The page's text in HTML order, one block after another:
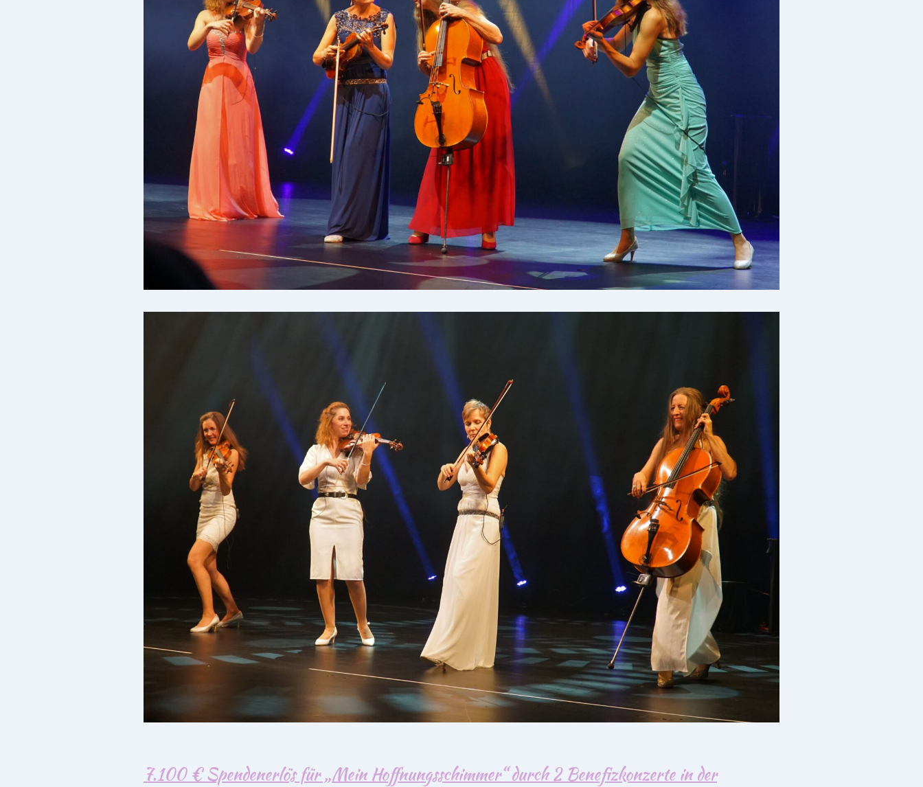
7.100 € Spendenerlös für „Mein Hoffnungsschimmer“ durch 2 Benefizkonzerte in der